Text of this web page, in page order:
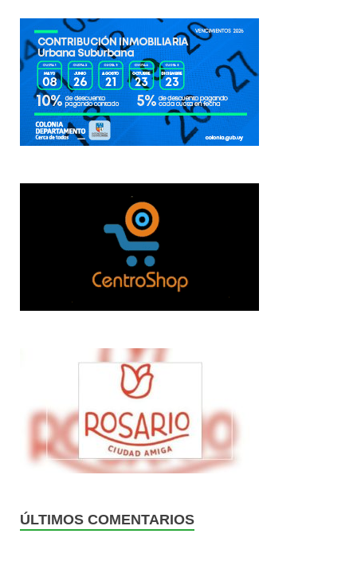
ÚLTIMOS COMENTARIOS